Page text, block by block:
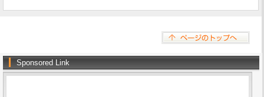
Sponsored Link